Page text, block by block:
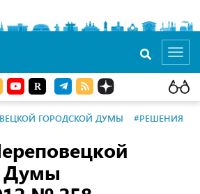
ГОРОДСКОЙ ДУМЫ
#РЕШЕНИЯ
Думы